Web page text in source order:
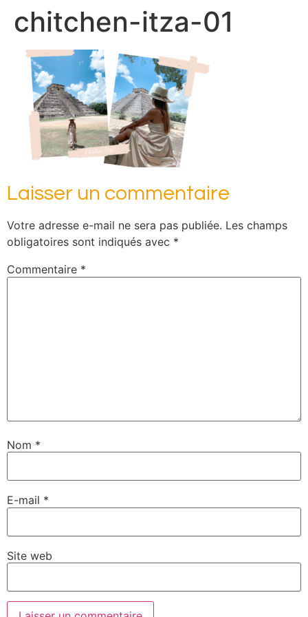
chitchen-itza-01
Laisser un commentaire
Votre adresse e-mail ne sera pas publiée. Les champs
obligatoires sont indiqués avec *
Commentaire *
Nom *
E-mail *
Site web